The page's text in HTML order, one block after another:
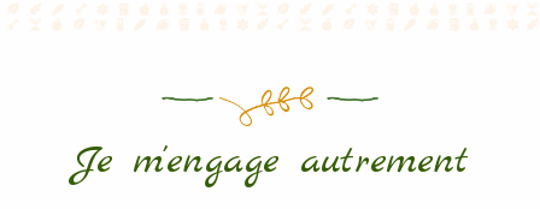
Je m'engage autrement